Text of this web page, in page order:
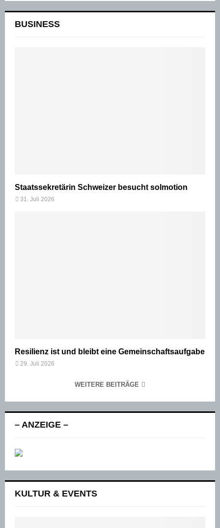
BUSINESS
Staatssekretärin Schweizer besucht solmotion
31. Juli 2026
Resilienz ist und bleibt eine Gemeinschaftsaufgabe
29. Juli 2026
WEITERE BEITRÄGE
– ANZEIGE –
KULTUR & EVENTS